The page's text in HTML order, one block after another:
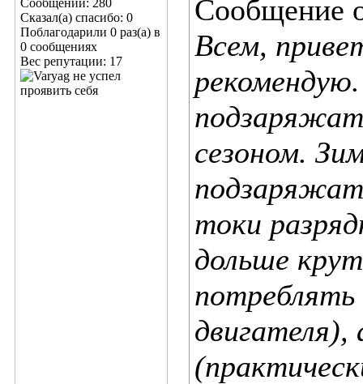
Сообщений: 280
Сказал(а) спасибо: 0
Поблагодарили 0 раз(а) в
0 сообщениях
Вес репутации: 17
Сообщение
Всем,
сезоном.
токи
дольше
потреблять